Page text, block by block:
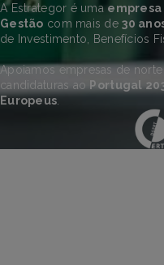
A Estrategor é uma
Gestão com mais de30
de Investimento, Benefícios
Apoiamos empresas de
candidaturas ao Portugal
Europeus